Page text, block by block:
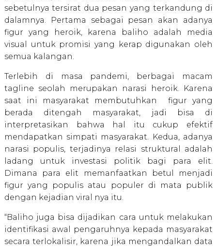
sebetulnya tersirat dua pesan yang terkandung di
dalamnya. Pertama sebagai pesan akan adanya
figur yang heroik, karena baliho adalah media
visual untuk promisi yang kerap digunakan oleh
semua kalangan.
Terlebih di masa pandemi, berbagai macam
tagline seolah merupakan narasi heroik. Karena
saat ini masyarakat membutuhkan figur yang
berada ditengah masyarakat, jadi bisa di
interpretasikan bahwa hal itu cukup efektif
mendapatkan simpati masyarakat. Kedua, adanya
narasi populis, terjadinya relasi struktural adalah
ladang untuk investasi politik bagi para elit.
Dimana para elit memanfaatkan betul menjadi
figur yang populis atau populer di mata publik
dengan kejadian viral nya itu.
“Baliho juga bisa dijadikan cara untuk melakukan
identifikasi awal pengaruhnya kepada masyarakat
secara terlokalisir, karena jika mengandalkan data